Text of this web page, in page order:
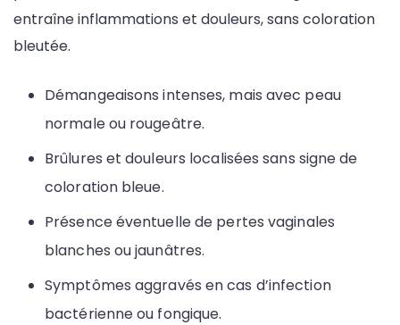
entraîne inflammations et douleurs, sans coloration
bleutée.
Démangeaisons intenses, mais avec peau
normale ou rougeâtre.
Brûlures et douleurs localisées sans signe de
coloration bleue.
Présence éventuelle de pertes vaginales
blanches ou jaunâtres.
Symptômes aggravés en cas d’infection
bactérienne ou fongique.